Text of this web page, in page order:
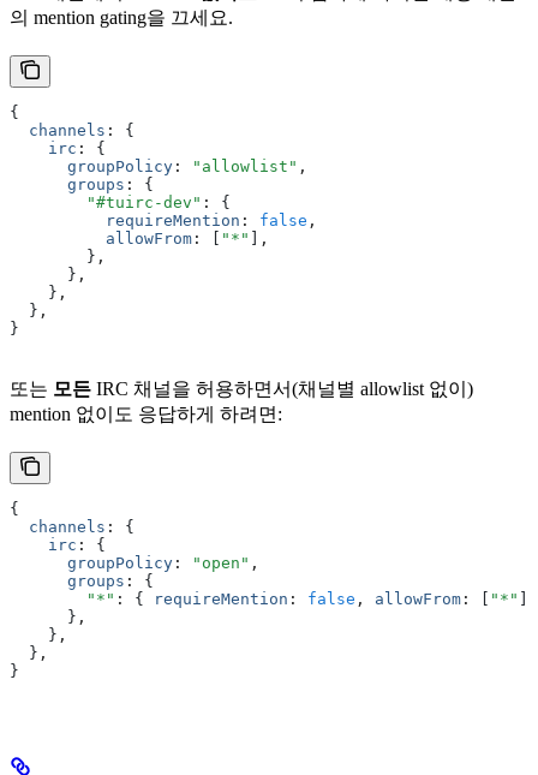
의 mention gating을 끄세요.
{
  channels
:
{
    irc
:
{
      groupPolicy
: "allowlist" ,
      groups
:
{
        "#tuirc-dev"
:
{
          requireMention
: false ,
          allowFrom
: "*"
,
        }
,
      }
,
    }
,
  }
,
}
또는 모든 IRC 채널을 허용하면서(채널별 allowlist 없이)
mention 없이도 응답하게 하려면:
{
  channels
:
{
    irc
:
{
      groupPolicy
: "open" ,
      groups
:
{
        "*"
: { requireMention : false , allowFrom : "*"
      }
,
    }
,
  }
,
}